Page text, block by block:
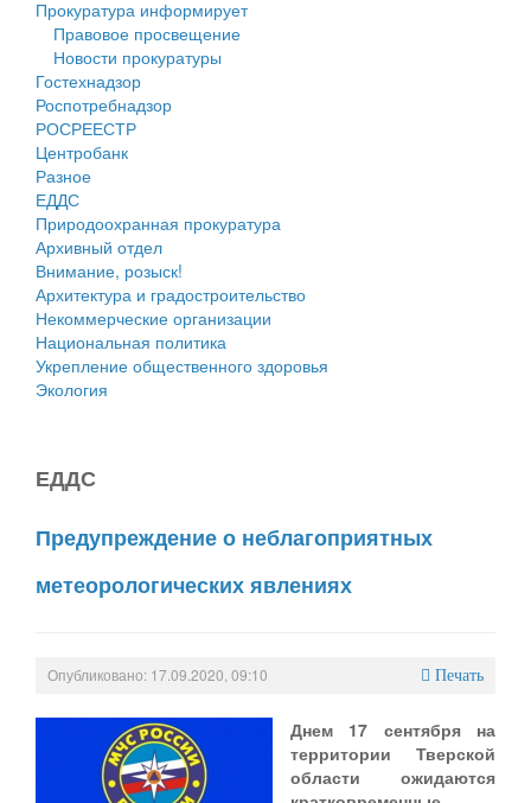
Проекты планировки территории
Собрание депутатов
Городское поселение
Сельские поселения
Прокуратура информирует
Правовое просвещение
Новости прокуратуры
Гостехнадзор
Роспотребнадзор
РОСРЕЕСТР
Центробанк
Разное
ЕДДС
Природоохранная прокуратура
Архивный отдел
Внимание, розыск!
Архитектура и градостроительство
Некоммерческие организации
Национальная политика
Укрепление общественного здоровья
Экология
ЕДДС
Предупреждение о неблагоприятных
метеорологических явлениях
Опубликовано: 17.09.2020, 09:10 Печать
Днем 17 сентября на
территории Тверской
области ожидаются